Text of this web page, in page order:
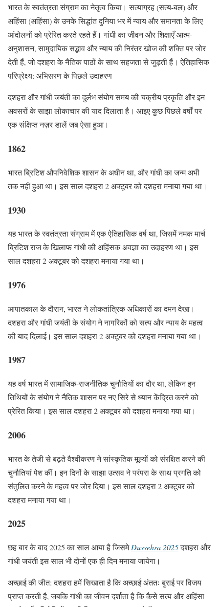
भारत के स्वतंत्रता संग्राम का नेतृत्व किया। सत्याग्रह (सत्य-बल) और
अहिंसा (अहिंसा) के उनके सिद्धांत दुनिया भर में न्याय और समानता के लिए
आंदोलनों को प्रेरित करते रहते हैं। गांधी का जीवन और शिक्षाएँ आत्म-
अनुशासन, सामुदायिक सद्भाव और न्याय की निरंतर खोज की शक्ति पर जोर
देती हैं, जो दशहरा के नैतिक पाठों के साथ सहजता से जुड़ती हैं। ऐतिहासिक
परिप्रेक्ष्य: अभिसरण के पिछले उदाहरण
दशहरा और गांधी जयंती का दुर्लभ संयोग समय की चक्रीय प्रकृति और इन
अवसरों के साझा लोकाचार की याद दिलाता है। आइए कुछ पिछले वर्षों पर
एक संक्षिप्त नज़र डालें जब ऐसा हुआ।
1862
भारत ब्रिटिश औपनिवेशिक शासन के अधीन था, और गांधी का जन्म अभी
तक नहीं हुआ था। इस साल दशहरा 2 अक्टूबर को दशहरा मनाया गया था।
1930
यह भारत के स्वतंत्रता संग्राम में एक ऐतिहासिक वर्ष था, जिसमें नमक मार्च
ब्रिटिश राज के खिलाफ गांधी की अहिंसक अवज्ञा का उदाहरण था। इस
साल दशहरा 2 अक्टूबर को दशहरा मनाया गया था।
1976
आपातकाल के दौरान, भारत ने लोकतांत्रिक अधिकारों का दमन देखा।
दशहरा और गांधी जयंती के संयोग ने नागरिकों को सत्य और न्याय के महत्व
की याद दिलाई। इस साल दशहरा 2 अक्टूबर को दशहरा मनाया गया था।
1987
यह वर्ष भारत में सामाजिक-राजनीतिक चुनौतियों का दौर था, लेकिन इन
तिथियों के संयोग ने नैतिक शासन पर नए सिरे से ध्यान केंद्रित करने को
प्रेरित किया। इस साल दशहरा 2 अक्टूबर को दशहरा मनाया गया था।
2006
भारत के तेजी से बढ़ते वैश्वीकरण ने सांस्कृतिक मूल्यों को संरक्षित करने की
चुनौतियां पेश कीं। इन दिनों के साझा उत्सव ने परंपरा के साथ प्रगति को
संतुलित करने के महत्व पर जोर दिया। इस साल दशहरा 2 अक्टूबर को
दशहरा मनाया गया था।
2025
छह बार के बाद 2025 का साल आया है जिसमेDussehra 2025दशहरा और
गांधी जयंती इस साल भी दोनों एक ही दिन मनाया जायेगा।
अच्छाई की जीत: दशहरा हमें सिखाता है कि अच्छाई अंततः बुराई पर विजय
प्राप्त करती है, जबकि गांधी का जीवन दर्शाता है कि कैसे सत्य और अहिंसा